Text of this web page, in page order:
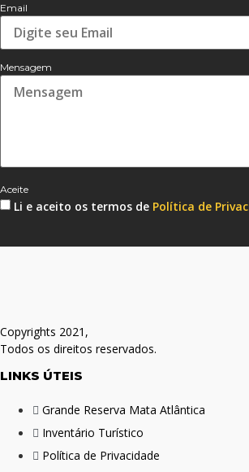
Email
Mensagem
Aceite
Li e aceito os termos de Política de
Copyrights 2021,
Todos os direitos reservados.
LINKS ÚTEIS
Grande Reserva Mata Atlântica
Inventário Turístico
Política de Privacidade